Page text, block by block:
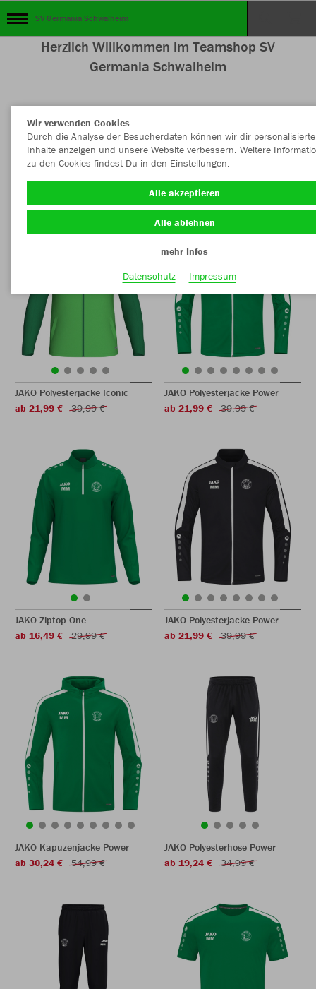
SV Germania Schwalheim
Herzlich Willkommen im Teamshop SV
Germania Schwalheim
Nachhaltig Farbe
JAKO Polyesterjacke Iconic
ab 21,99 €
39,99 €
JAKO Polyesterjacke Power
ab 21,99 €
39,99 €
JAKO Ziptop One
ab 16,49 €
29,99 €
JAKO Polyesterjacke Power
ab 21,99 €
39,99 €
JAKO Kapuzenjacke Power
ab 30,24 €
54,99 €
JAKO Polyesterhose Power
ab 19,24 €
34,99 €
Wir verwenden Cookies
Durch die Analyse der Besucherdaten können wir dir personalisierte
Inhalte anzeigen und unsere Website verbessern. Weitere
zu den Cookies findest Du in den Einstellungen.
Alle akzeptieren
Alle ablehnen
mehr Infos
Datenschutz
Impressum